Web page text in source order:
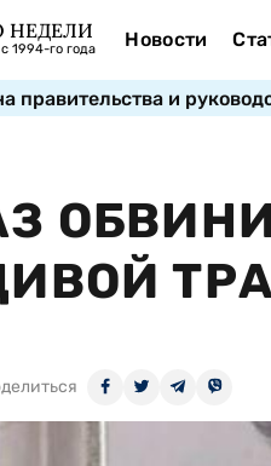
НЕДЕЛИ
1994-го года Новости
правительства и